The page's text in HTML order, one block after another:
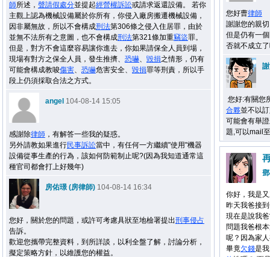
師所述， 聲請假處分並提起經營權訴訟或請求返還設備。 若你
主觀上認為機械設備屬於你所有，你侵入廠房搬遷機械設備，
因非屬無故，所以不會構成刑法第306條之侵入住居罪，由於
並無不法所有之意圖，也不會構成刑法第321條加重竊盜罪。
但是，對方不會這麼容易讓你進去，你如果請保全人員到場，
現場有對方之保全人員，發生推擠、 恐嚇、 毀損之情形，仍有
可能會構成教唆傷害、 恐嚇危害安全、 毀損罪等刑責，所以手
段上仍須採取合法之方式。
angel 104-08-14 15:05
感謝除律師 ，有解答一些我的疑惑。
另外請教如果進行民事訴訟當中，有任何一方繼續"使用"機器
設備從事生產的行為，該如何防範制止呢?(因為我知道通常這
種官司都會打上好幾年)
房佑璟 (房律師) 104-08-14 16:34
您好，關於您的問題，或許可考慮具狀至地檢署提出刑事侵占
告訴。
歡迎您攜帶完整資料，到所詳談，以利全盤了解，討論分析，
擬定策略方針，以維護您的權益。
您好曹律師
謝謝您的親
但是仍有一
否就不成立
您好:有關您
合夥並不以
可能會有舉
題,可以mail
你好，我是
昨天我爸接
現在是說我
問題我爸根
呢？因為家
畢竟欠錢是